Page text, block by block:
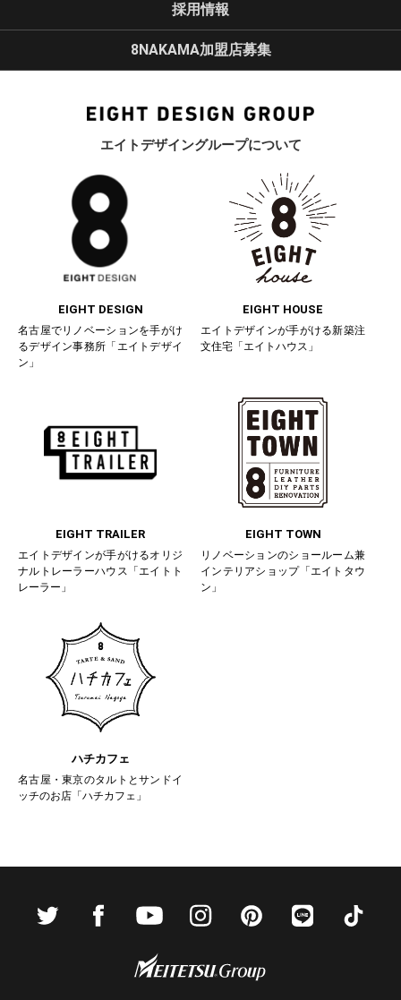
エイトデザイングループについて
EIGHT DESIGN
名古屋でリノベーションを手がけ
るデザイン事務所「エイトデザイ
ン」
EIGHT HOUSE
エイトデザインが手がける新築注
文住宅「エイトハウス」
EIGHT TRAILER
エイトデザインが手がけるオリジ
ナルトレーラーハウス「エイトト
レーラー」
EIGHT TOWN
リノベーションのショールーム兼
インテリアショップ「エイトタウ
ン」
ハチカフェ
名古屋・東京のタルトとサンドイ
ッチのお店「ハチカフェ」
採用情報
8NAKAMA加盟店募集